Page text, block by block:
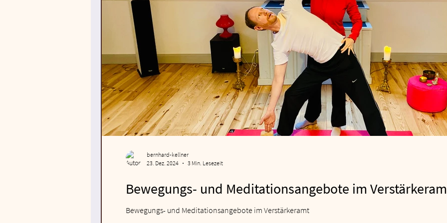
Bewegungs- und Meditationsangebote im
Bewegungs- und Meditationsangebote im Verstärkeramt
bernhard-kellner
23. Dez. 2024
3 Min. Lesezeit